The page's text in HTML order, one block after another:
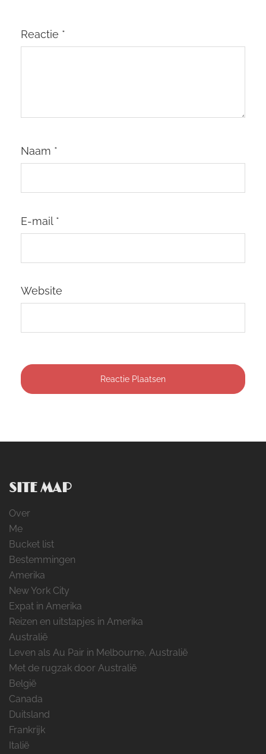
Reactie *
Naam *
E-mail *
Website
SITE MAP
Over
Me
Bucket list
Bestemmingen
Amerika
New York City
Expat in Amerika
Reizen en uitstapjes in Amerika
Australië
Leven als Au Pair in Melbourne, Australië
Met de rugzak door Australië
België
Canada
Duitsland
Frankrijk
Italië